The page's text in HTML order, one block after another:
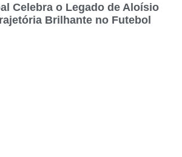
Celebra o Legado de Aloísio
Brilhante no Futebol